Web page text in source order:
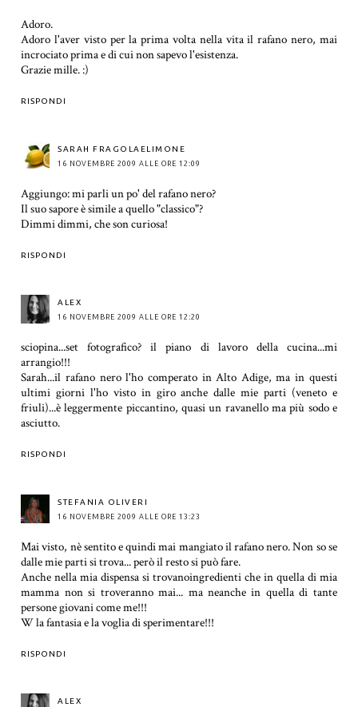
Adoro.
Adoro l'aver visto per la prima volta nella vita il rafano nero, mai
incrociato prima e di cui non sapevo l'esistenza.
Grazie mille. :)
RISPONDI
SARAH FRAGOLAELIMONE
16 NOVEMBRE 2009 ALLE ORE 12:09
Aggiungo: mi parli un po' del rafano nero?
Il suo sapore è simile a quello "classico"?
Dimmi dimmi, che son curiosa!
RISPONDI
ALEX
16 NOVEMBRE 2009 ALLE ORE 12:20
sciopina...set fotografico? il piano di lavoro della cucina...mi
arrangio!!!
Sarah...il rafano nero l'ho comperato in Alto Adige, ma in questi
ultimi giorni l'ho visto in giro anche dalle mie parti (veneto e
friuli)...è leggermente piccantino, quasi un ravanello ma più sodo e
asciutto.
RISPONDI
STEFANIA OLIVERI
16 NOVEMBRE 2009 ALLE ORE 13:23
Mai visto, nè sentito e quindi mai mangiato il rafano nero. Non so se
dalle mie parti si trova... però il resto si può fare.
Anche nella mia dispensa si trovanoingredienti che in quella di mia
mamma non si troveranno mai... ma neanche in quella di tante
persone giovani come me!!!
W la fantasia e la voglia di sperimentare!!!
RISPONDI
ALEX